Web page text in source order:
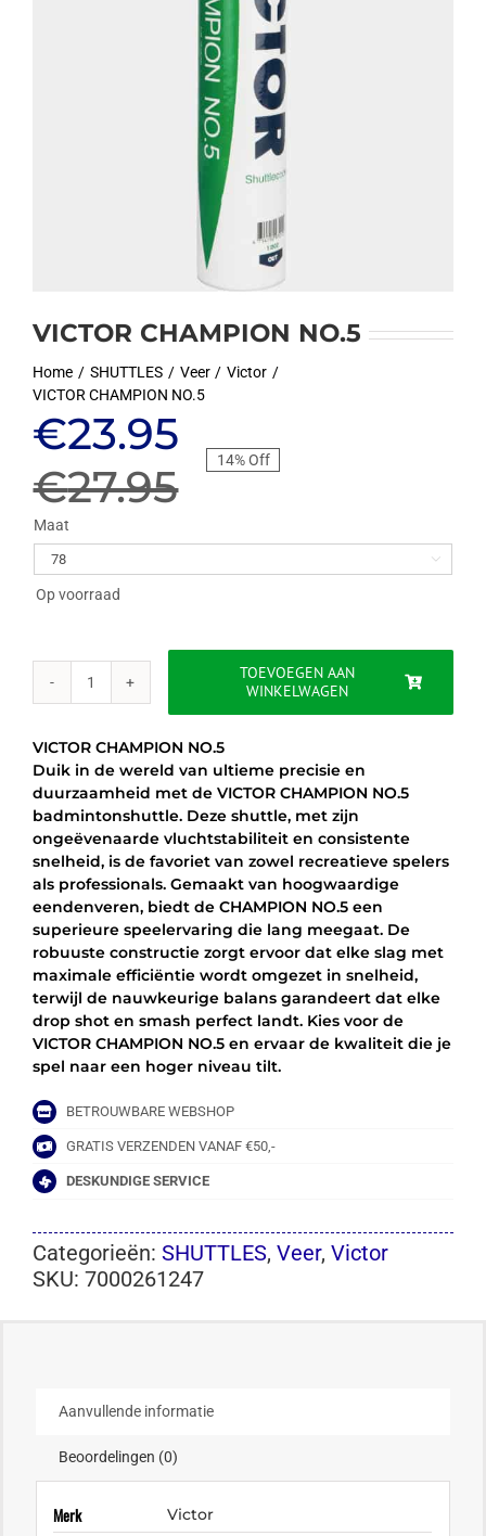
VICTOR CHAMPION NO.5
Home SHUTTLES Veer
Victor
VICTOR CHAMPION NO.5
€27.95
Oorspronkelijke
prijs
was:
€27.95.
€23.95
Huidige
prijs
is:
€23.95.
14% Off
Maat

Op voorraad
VICTOR
CHAMPION
aantal
TOEVOEGEN AAN
WINKELWAGEN
VICTOR CHAMPION NO.5
Duik in de wereld van ultieme precisie en
duurzaamheid met de VICTOR CHAMPION NO.5
badmintonshuttle. Deze shuttle, met zijn
ongeëvenaarde vluchtstabiliteit en consistente
snelheid, is de favoriet van zowel recreatieve spelers
als professionals. Gemaakt van hoogwaardige
eendenveren, biedt de CHAMPION NO.5 een
superieure speelervaring die lang meegaat. De
robuuste constructie zorgt ervoor dat elke slag met
maximale efficiëntie wordt omgezet in snelheid,
terwijl de nauwkeurige balans garandeert dat elke
drop shot en smash perfect landt. Kies voor de
VICTOR CHAMPION NO.5 en ervaar de kwaliteit die je
spel naar een hoger niveau tilt.
BETROUWBARE WEBSHOP
GRATIS VERZENDEN VANAF €50,-
DESKUNDIGE SERVICE
Categorieën: SHUTTLES, Veer, Victor
SKU: 7000261247
Aanvullende informatie
Beoordelingen (0)
Merk Victor